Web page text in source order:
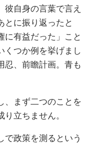
彼自身の言葉で言え
とに振り返ったと
に有益だった」こと
くつか例を挙げまし
忍、前瞻計画。青も
、まず二つのことを
立ちません。
で政策を測るという